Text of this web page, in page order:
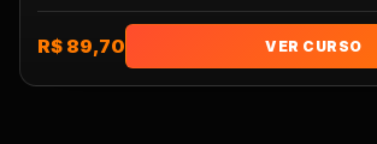
R$ 89,70 VER CURSO